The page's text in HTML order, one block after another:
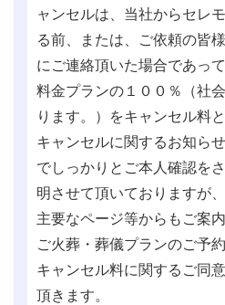
ャンセルは、当社からセレ
る前、または、ご依頼の皆
にご連絡頂いた場合であっ
料金プランの１００％（社
ります。）をキャンセル料
キャンセルに関するお知ら
でしっかりとご本人確認を
明させて頂いておりますが
主要なページ等からもご案
ご火葬・葬儀プランのご予
キャンセル料に関するご同
頂きます。